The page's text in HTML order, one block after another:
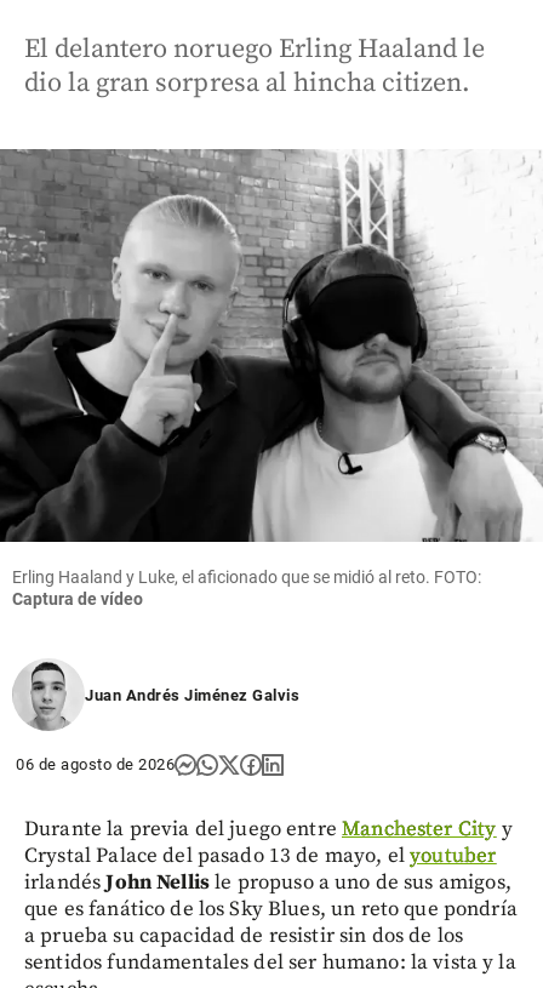
El delantero noruego Erling Haaland le
dio la gran sorpresa al hincha citizen.
Erling Haaland y Luke, el aficionado que se midió al reto. FOTO:
Captura de vídeo
Juan Andrés Jiménez Galvis
06 de agosto de 2026
Durante la previa del juego entreManchester City y
Crystal Palace del pasado 13 de mayo, elyoutuber
irlandésJohn Nellisle propuso a uno de sus amigos,
que es fanático de los Sky Blues, un reto que pondría
a prueba su capacidad de resistir sin dos de los
sentidos fundamentales del ser humano: la vista y la